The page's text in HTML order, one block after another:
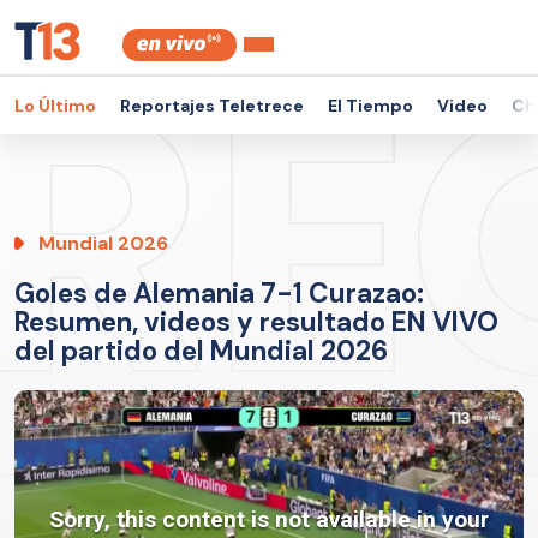
Lo Último Reportajes Teletrece El Tiempo Video
Mundial 2026
Goles de Alemania 7-1 Curazao:
Resumen, videos y resultado EN VIVO
del partido del Mundial 2026